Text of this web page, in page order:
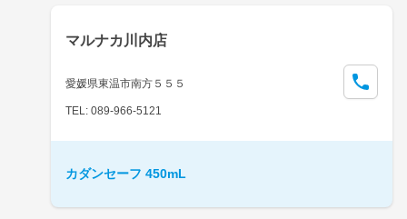
マルナカ川内店
愛媛県東温市南方５５５
TEL: 089-966-5121
カダンセーフ 450mL